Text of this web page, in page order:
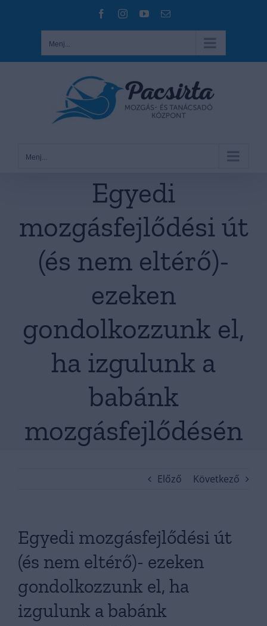
FacebookInstagramYouTubeEmail:
Menj...
Menj...
Egyedi
mozgásfejlődési út
(és nem eltérő)-
ezeken
gondolkozzunk el,
ha izgulunk a
babánk
mozgásfejlődésén
Előző Következő
Egyedi mozgásfejlődési út
(és nem eltérő)- ezeken
gondolkozzunk el, ha
izgulunk a babánk